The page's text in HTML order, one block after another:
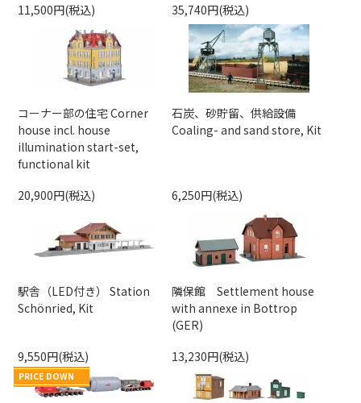
11,500円(税込)
35,740円(税込)
コーナー部の住宅 Corner
house incl. house
illumination start-set,
functional kit
20,900円(税込)
石炭、砂貯留、供給設備
Coaling- and sand store, Kit
6,250円(税込)
駅舎（LED付き） Station
Schönried, Kit
9,550円(税込)
隣保館 Settlement house
with annexe in Bottrop
(GER)
13,230円(税込)
PRICE DOWN